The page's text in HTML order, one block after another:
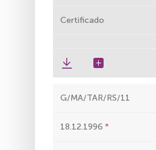
Certificado
G/MA/TAR/RS/11
18.12.1996